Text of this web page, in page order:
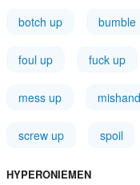
botch up bumble
foul up fuck up
mess up
screw up spoil
HYPERONIEMEN